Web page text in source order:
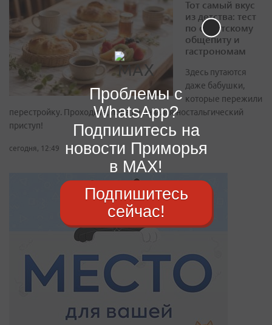
Тот самый вкус
из детства: тест
по советскому
общепиту и
гастрономам
Здесь путаются
даже бабушки,
которые пережили
перестройку. Проходите, пока не начался ностальгический
приступ!
сегодня, 12:49
Проблемы с
WhatsApp?
Подпишитесь на
новости Приморья
в MAX!
Подпишитесь
сейчас!